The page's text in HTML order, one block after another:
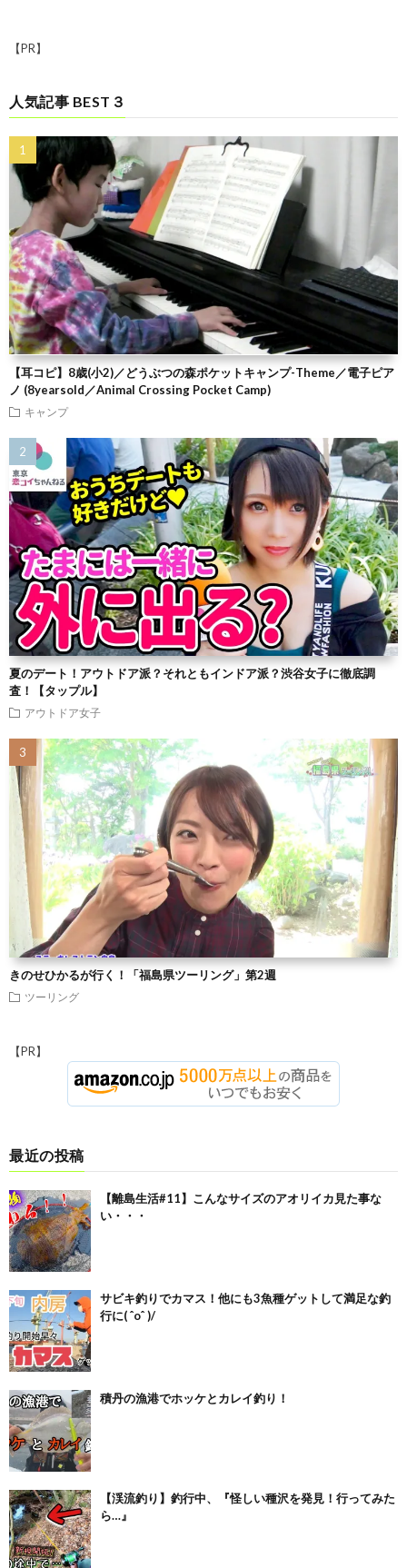
【PR】
人気記事 BEST３
【耳コピ】8歳(小2)／どうぶつの森ポケットキャンプ-Theme／電子ピア
ノ (8yearsold／Animal Crossing Pocket Camp)
キャンプ
夏のデート！アウトドア派？それともインドア派？渋谷女子に徹底調
査！【タップル】
アウトドア女子
きのせひかるが行く！「福島県ツーリング」第2週
ツーリング
【PR】
最近の投稿
【離島生活#11】こんなサイズのアオリイカ見た事な
い・・・
サビキ釣りでカマス！他にも3魚種ゲットして満足な釣
行に( ˆoˆ )/
積丹の漁港でホッケとカレイ釣り！
【渓流釣り】釣行中、『怪しい種沢を発見！行ってみた
ら…』